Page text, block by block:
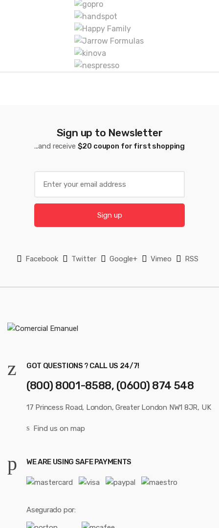
Sign up to Newsletter
...and receive $20 coupon for first shopping
a
l
Sign up
Facebook Twitter Google+ Vimeo RSS
GOT QUESTIONS ? CALL US 24/7!
(800) 8001-8588, (0600) 874 548
17 Princess Road, London, Greater London NW1 8JR, UK
Find us on map
WE ARE USING SAFE PAYMENTS
Asegurado por: